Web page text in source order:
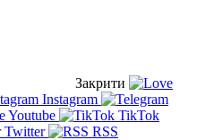
Закрити
Instagram
Youtube
TikTok
Twitter RSS